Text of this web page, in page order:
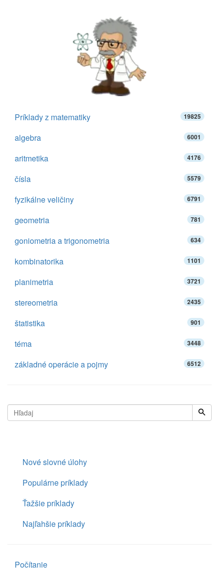
Príklady z matematiky 19825
algebra 6001
aritmetika 4176
čísla 5579
fyzikálne veličiny 6791
geometria 781
goniometria a trigonometria 634
kombinatorika 1101
planimetria 3721
stereometria 2435
štatistika 901
téma 3448
základné operácie a pojmy 6512
Nové slovné úlohy
Populárne príklady
Ťažšie príklady
Najľahšie príklady
Počítanie